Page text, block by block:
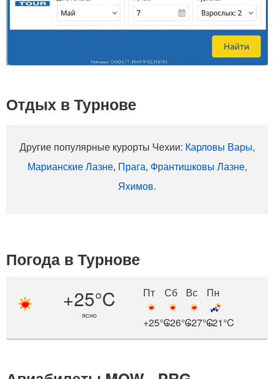
Отдых в Турнове
Другие популярные курорты Чехии: Карловы Вары,
Марианские Лазне, Прага, Франтишковы Лазне,
Яхимов.
Погода в Турнове
+25°C
ясно
Пт
+25°C
Сб
+26°C
Вс
+27°C
Пн
+21°C